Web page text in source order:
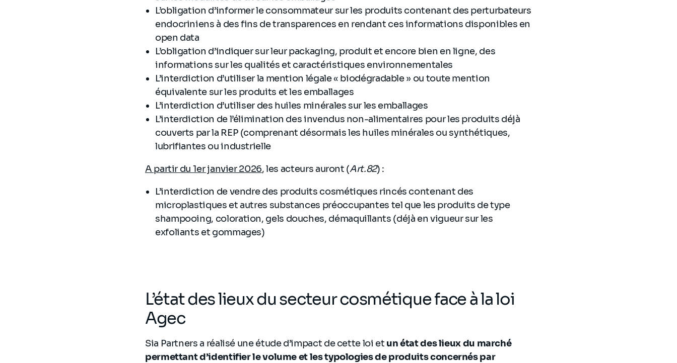
L’obligation d’informer le consommateur sur les produits contenant des perturbateurs
endocriniens à des fins de transparences en rendant ces informations disponibles en
open data
L’obligation d’indiquer sur leur packaging, produit et encore bien en ligne, des
informations sur les qualités et caractéristiques environnementales
L’interdiction d’utiliser la mention légale « biodégradable » ou toute mention
équivalente sur les produits et les emballages
L’interdiction d’utiliser des huiles minérales sur les emballages
L’interdiction de l’élimination des invendus non-alimentaires pour les produits déjà
couverts par la REP (comprenant désormais les huiles minérales ou synthétiques,
lubrifiantes ou industrielle
A partir du 1erjanvier 2026, les acteurs auront (Art.82) :
L’interdiction de vendre des produits cosmétiques rincés contenant des
microplastiques et autres substances préoccupantes tel que les produits de type
shampooing, coloration, gels douches, démaquillants (déjà en vigueur sur les
exfoliants et gommages)
L’état des lieux du secteur cosmétique face à la loi
Agec
Sia Partners a réalisé une étude d’impact de cette loi et un état des lieux du marché
permettant d’identifier le volume et les typologies de produits concernés par